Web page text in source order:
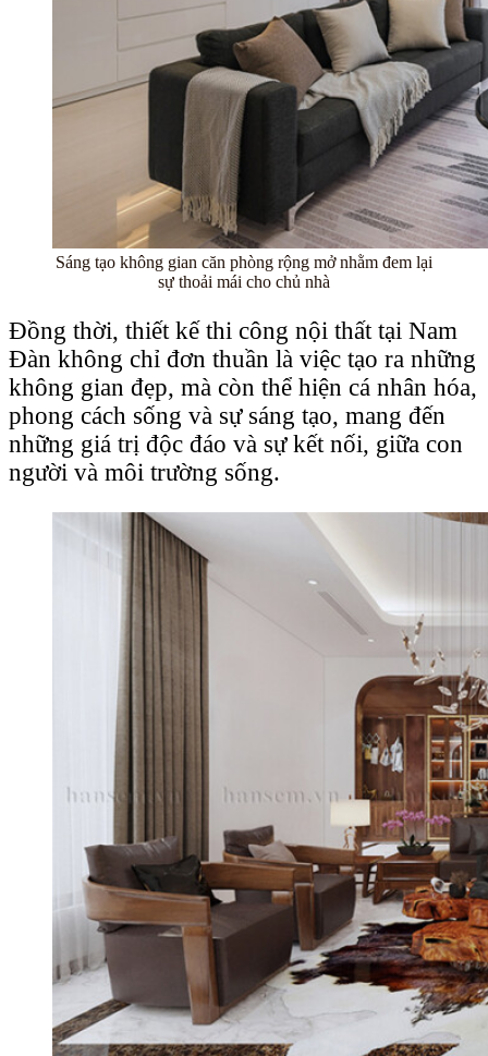
Sáng tạo không gian căn phòng rộng mở nhằm đem lại
sự thoải mái cho chủ nhà
Đồng thời, thiết kế thi công nội thất tại Nam
Đàn không chỉ đơn thuần là việc tạo ra những
không gian đẹp, mà còn thể hiện cá nhân hóa,
phong cách sống và sự sáng tạo, mang đến
những giá trị độc đáo và sự kết nối, giữa con
người và môi trường sống.